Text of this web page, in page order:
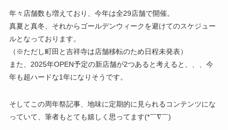
年々店舗数も増えており、今年は全29店舗で開催。
真夏と真冬、それからゴールデンウィークを避けてのスケジュー
ルとなっております。
（※ただし町田と吉祥寺は店舗移転のため日程未発表）
また、2025年OPEN予定の新店舗が2つあると考えると、、、今
年も超ハードな1年になりそうです。
そしてこの周年祭記事、地味に定期的に見られるコンテンツにな
っていて、筆者もとても嬉しく思ってます(*￣∇￣)